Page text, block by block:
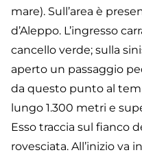
mare). Sull’area è
d’Aleppo. L’ingresso
cancello verde; sulla
aperto un passaggio
da questo punto al
lungo 1.300 metri e
Esso traccia sul fianco
rovesciata. All’inizio va